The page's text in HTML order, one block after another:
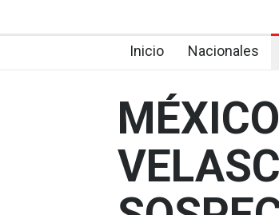
Inicio Nacionales